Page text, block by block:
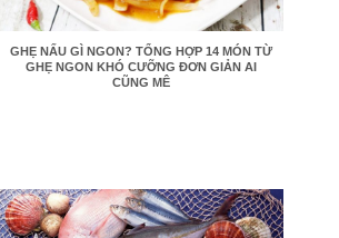
GHẸ NẤU GÌ NGON? TỔNG HỢP 14 MÓN TỪ
GHẸ NGON KHÓ CƯỠNG ĐƠN GIẢN AI
CŨNG MÊ